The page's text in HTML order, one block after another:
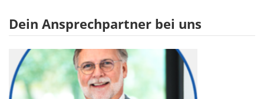
Dein Ansprechpartner bei uns